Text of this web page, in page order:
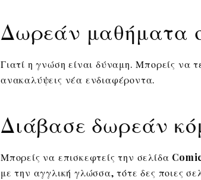
Δωρεάν μαθήματα
Γιατί η γνώση είναι δύναμη. Μπορείς να
ανακαλύψεις νέα ενδιαφέροντα.
Διάβασε δωρεάν
Μπορείς να επισκεφτείς την σελίδα
με την αγγλική γλώσσα, τότε δες ποιες